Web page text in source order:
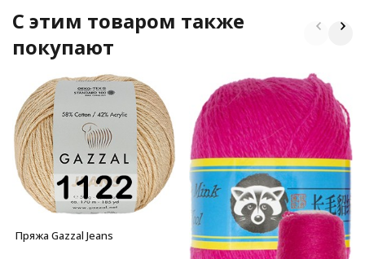
C этим товаром также
покупают
Пряжа Gazzal Jeans